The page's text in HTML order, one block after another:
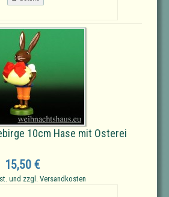
10cm Hase mit Osterei
15,50 €
und zzgl. Versandkosten